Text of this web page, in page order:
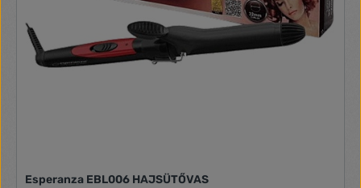
Esperanza EBL006 HAJSÜTŐVAS